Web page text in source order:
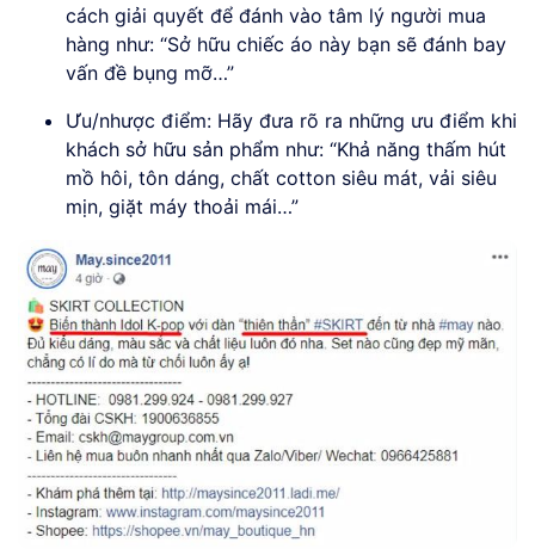
cách giải quyết để đánh vào tâm lý người mua
hàng như: “Sở hữu chiếc áo này bạn sẽ đánh bay
vấn đề bụng mỡ…”
Ưu/nhược điểm: Hãy đưa rõ ra những ưu điểm khi
khách sở hữu sản phẩm như: “Khả năng thấm hút
mồ hôi, tôn dáng, chất cotton siêu mát, vải siêu
mịn, giặt máy thoải mái…”